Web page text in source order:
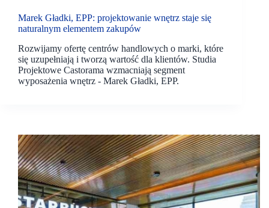
Marek Gładki, EPP: projektowanie wnętrz staje się
naturalnym elementem zakupów
Rozwijamy ofertę centrów handlowych o marki, które
się uzupełniają i tworzą wartość dla klientów. Studia
Projektowe Castorama wzmacniają segment
wyposażenia wnętrz - Marek Gładki, EPP.